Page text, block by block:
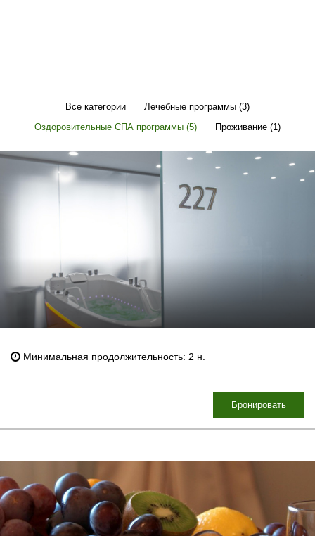
Все категории
Лечебные программы (3)
Оздоровительные СПА программы (5)
Проживание (1)
Минимальная продолжительность: 2 н.
Бронировать